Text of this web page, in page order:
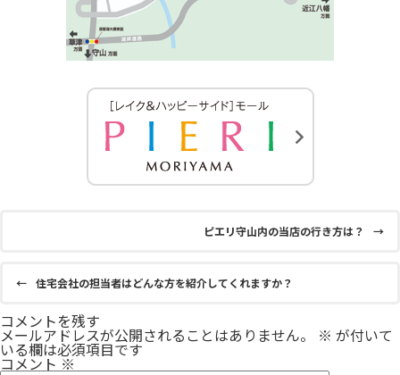
ピエリ守山内の当店の行き方は？ →
← 住宅会社の担当者はどんな方を紹介してくれますか？
コメントを残す
メールアドレスが公開されることはありません。 ※ が付いて
いる欄は必須項目です
コメント※